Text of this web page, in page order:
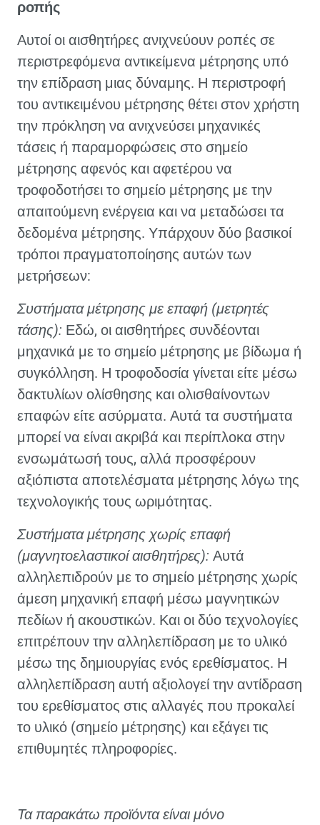
ροπής
Αυτοί οι αισθητήρες ανιχνεύουν ροπές σε
περιστρεφόμενα αντικείμενα μέτρησης υπό
την επίδραση μιας δύναμης. Η περιστροφή
του αντικειμένου μέτρησης θέτει στον χρήστη
την πρόκληση να ανιχνεύσει μηχανικές
τάσεις ή παραμορφώσεις στο σημείο
μέτρησης αφενός και αφετέρου να
τροφοδοτήσει το σημείο μέτρησης με την
απαιτούμενη ενέργεια και να μεταδώσει τα
δεδομένα μέτρησης. Υπάρχουν δύο βασικοί
τρόποι πραγματοποίησης αυτών των
μετρήσεων:
Συστήματα μέτρησης με επαφή (μετρητές
τάσης): Εδώ, οι αισθητήρες συνδέονται
μηχανικά με το σημείο μέτρησης με βίδωμα ή
συγκόλληση. Η τροφοδοσία γίνεται είτε μέσω
δακτυλίων ολίσθησης και ολισθαίνοντων
επαφών είτε ασύρματα. Αυτά τα συστήματα
μπορεί να είναι ακριβά και περίπλοκα στην
ενσωμάτωσή τους, αλλά προσφέρουν
αξιόπιστα αποτελέσματα μέτρησης λόγω της
τεχνολογικής τους ωριμότητας.
Συστήματα μέτρησης χωρίς επαφή
(μαγνητοελαστικοί αισθητήρες): Αυτά
αλληλεπιδρούν με το σημείο μέτρησης χωρίς
άμεση μηχανική επαφή μέσω μαγνητικών
πεδίων ή ακουστικών. Και οι δύο τεχνολογίες
επιτρέπουν την αλληλεπίδραση με το υλικό
μέσω της δημιουργίας ενός ερεθίσματος. Η
αλληλεπίδραση αυτή αξιολογεί την αντίδραση
του ερεθίσματος στις αλλαγές που προκαλεί
το υλικό (σημείο μέτρησης) και εξάγει τις
επιθυμητές πληροφορίες.
Τα παρακάτω προϊόντα είναι μόνο